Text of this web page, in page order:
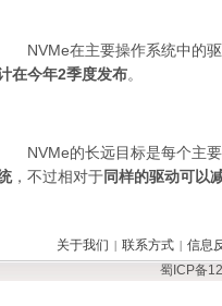
NVMe在主要操作系统中的
在今年2季度发布。
NVMe的长远目标是每个主要
，不过相对于同样的驱动可以
关于我们 | 联系方式 | 信息
蜀ICP备